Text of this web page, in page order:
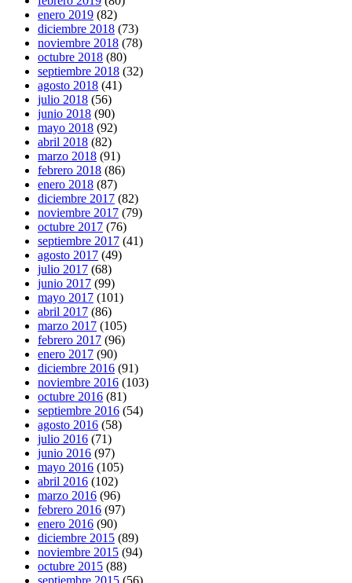
enero 2019 (82)
diciembre 2018 (73)
noviembre 2018 (78)
octubre 2018 (80)
septiembre 2018 (32)
agosto 2018 (41)
julio 2018 (56)
junio 2018 (90)
mayo 2018 (92)
abril 2018 (82)
marzo 2018 (91)
febrero 2018 (86)
enero 2018 (87)
diciembre 2017 (82)
noviembre 2017 (79)
octubre 2017 (76)
septiembre 2017 (41)
agosto 2017 (49)
julio 2017 (68)
junio 2017 (99)
mayo 2017 (101)
abril 2017 (86)
marzo 2017 (105)
febrero 2017 (96)
enero 2017 (90)
diciembre 2016 (91)
noviembre 2016 (103)
octubre 2016 (81)
septiembre 2016 (54)
agosto 2016 (58)
julio 2016 (71)
junio 2016 (97)
mayo 2016 (105)
abril 2016 (102)
marzo 2016 (96)
febrero 2016 (97)
enero 2016 (90)
diciembre 2015 (89)
noviembre 2015 (94)
octubre 2015 (88)
septiembre 2015 (56)